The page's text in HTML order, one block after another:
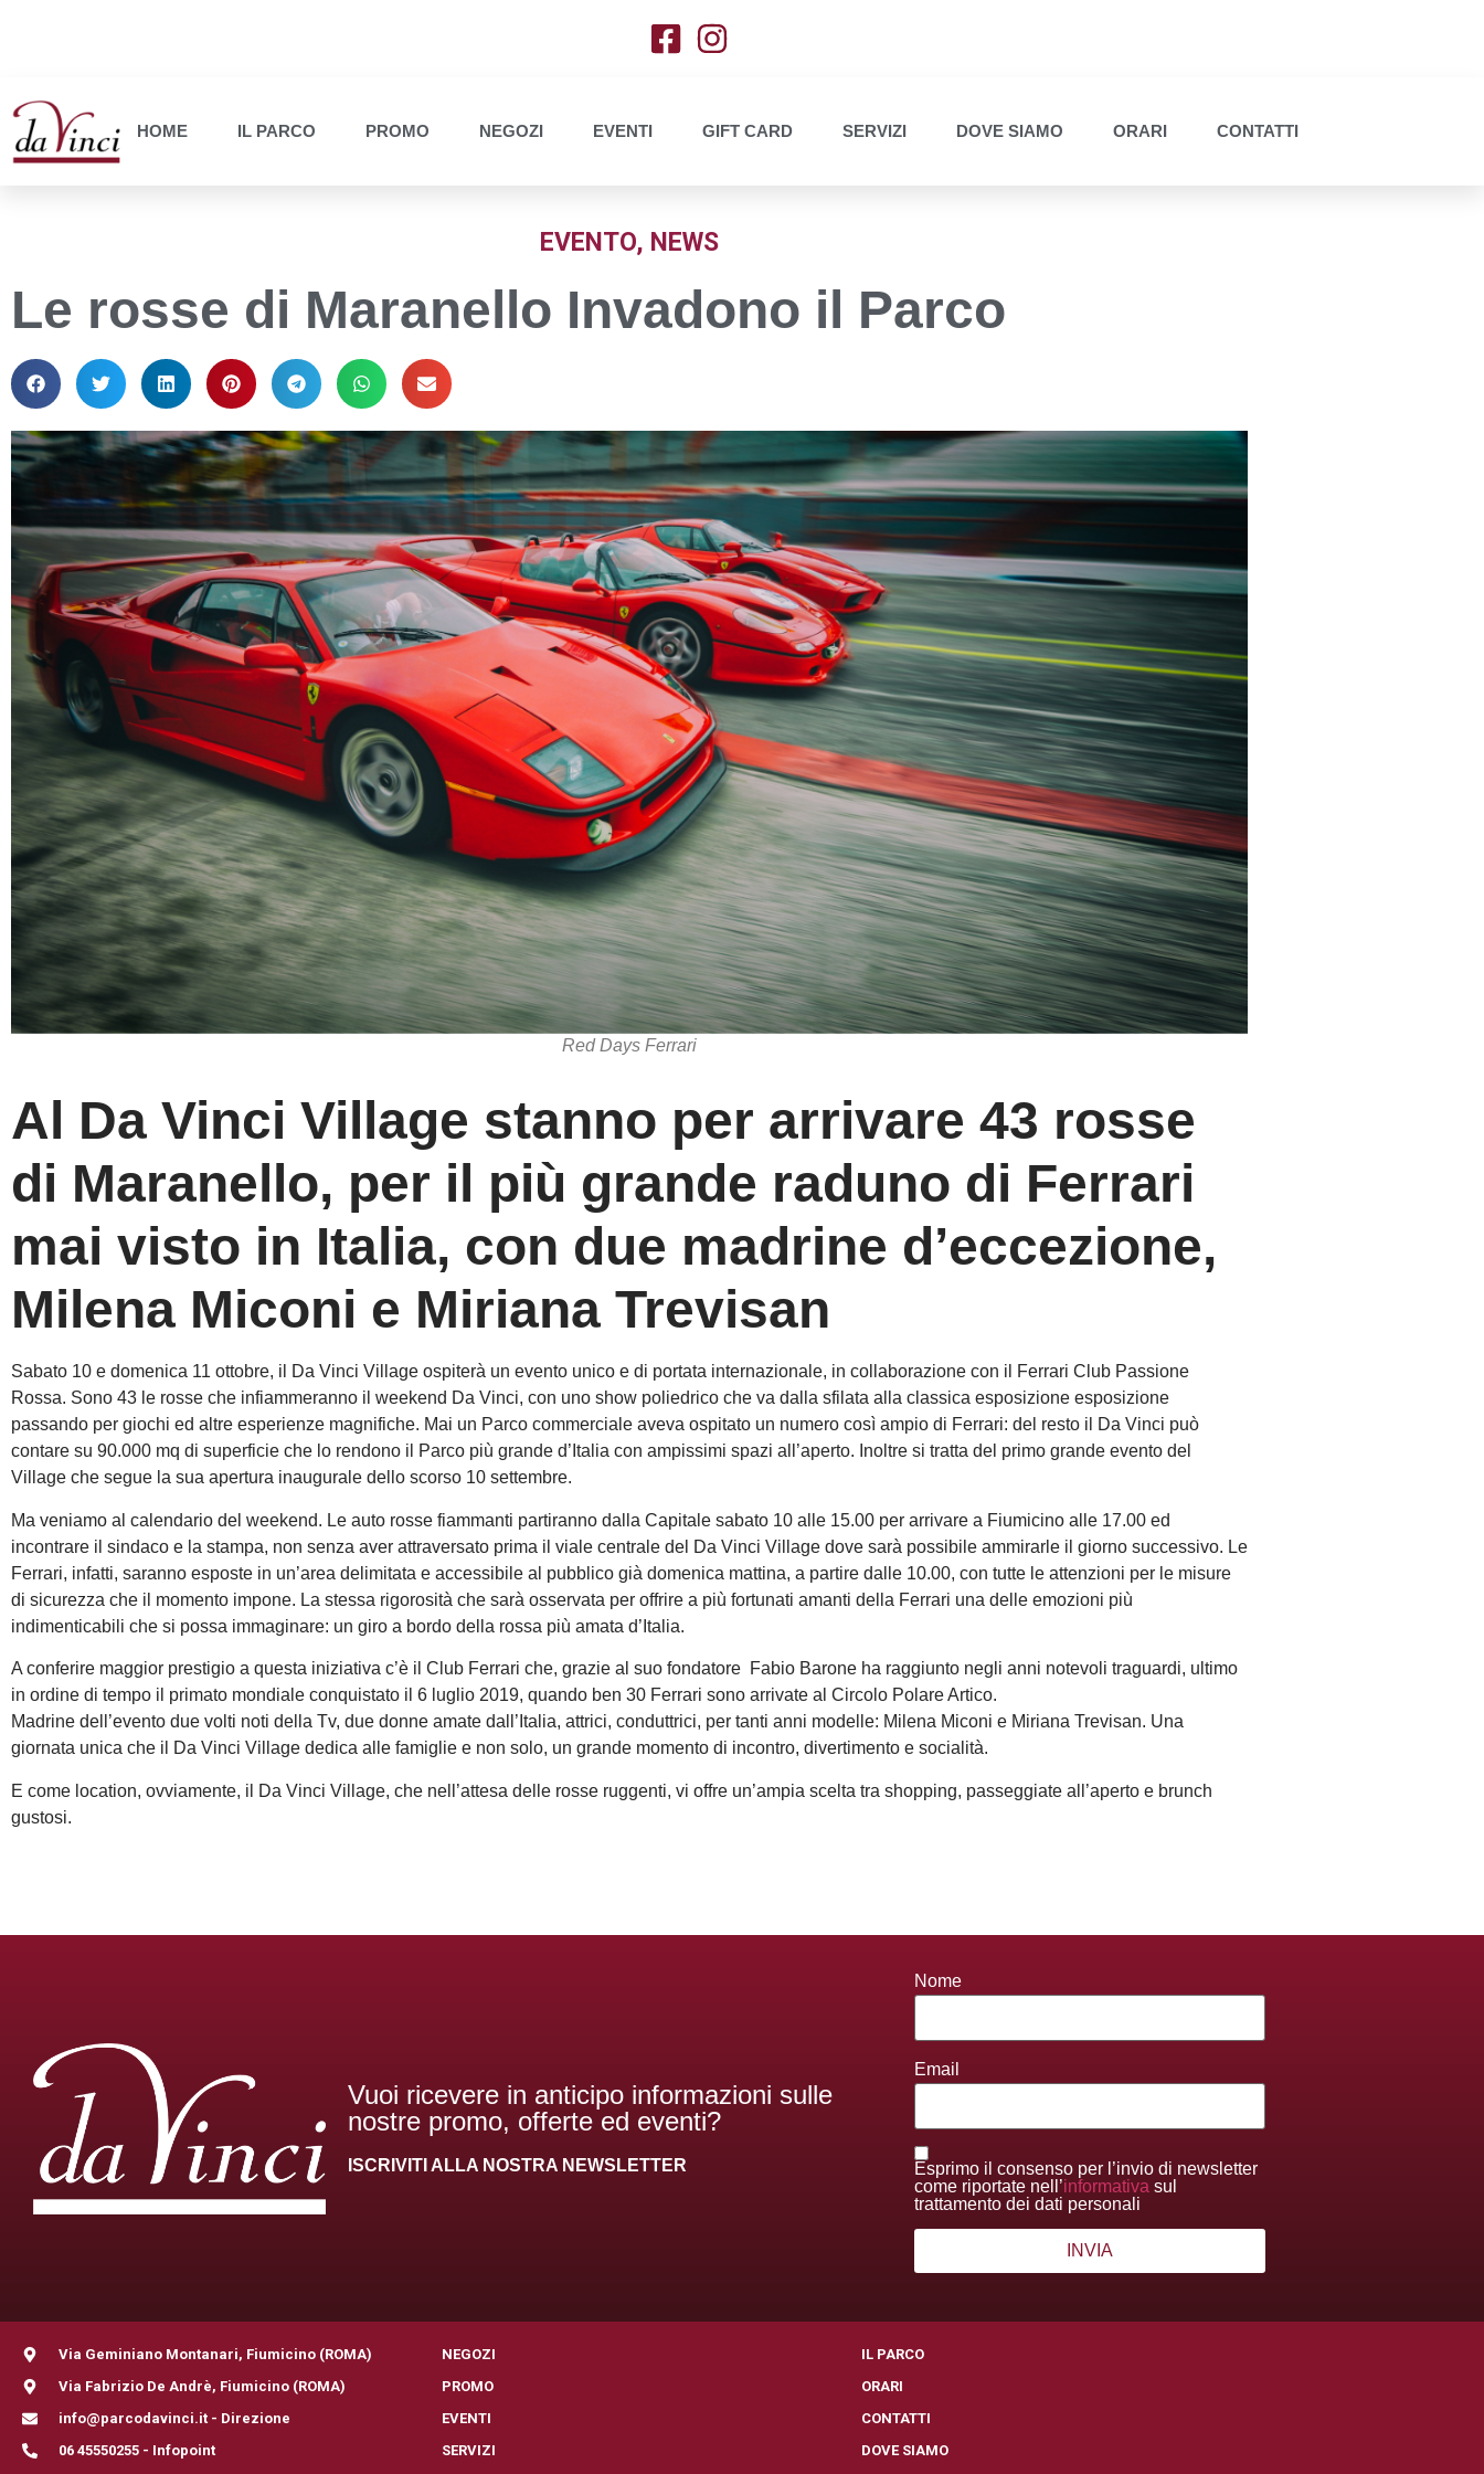
HOME IL PARCO PROMO NEGOZI EVENTI GIFT CARD SERVIZI DOVE SIAMO ORARI CONTATTI
EVENTO, NEWS
Le rosse di Maranello Invadono il Parco
Red Days Ferrari
Al Da Vinci Village stanno per arrivare 43 rosse
di Maranello, per il più grande raduno di Ferrari
mai visto in Italia, con due madrine d’eccezione,
Milena Miconi e Miriana Trevisan
Sabato 10 e domenica 11 ottobre, il Da Vinci Village ospiterà un evento unico e di portata internazionale, in collaborazione con il Ferrari Club Passione
Rossa. Sono 43 le rosse che infiammeranno il weekend Da Vinci, con uno show poliedrico che va dalla sfilata alla classica esposizione esposizione
passando per giochi ed altre esperienze magnifiche. Mai un Parco commerciale aveva ospitato un numero così ampio di Ferrari: del resto il Da Vinci può
contare su 90.000 mq di superficie che lo rendono il Parco più grande d’Italia con ampissimi spazi all’aperto. Inoltre si tratta del primo grande evento del
Village che segue la sua apertura inaugurale dello scorso 10 settembre.
Ma veniamo al calendario del weekend. Le auto rosse fiammanti partiranno dalla Capitale sabato 10 alle 15.00 per arrivare a Fiumicino alle 17.00 ed
incontrare il sindaco e la stampa, non senza aver attraversato prima il viale centrale del Da Vinci Village dove sarà possibile ammirarle il giorno successivo. Le
Ferrari, infatti, saranno esposte in un’area delimitata e accessibile al pubblico già domenica mattina, a partire dalle 10.00, con tutte le attenzioni per le misure
di sicurezza che il momento impone. La stessa rigorosità che sarà osservata per offrire a più fortunati amanti della Ferrari una delle emozioni più
indimenticabili che si possa immaginare: un giro a bordo della rossa più amata d’Italia.
A conferire maggior prestigio a questa iniziativa c’è il Club Ferrari che, grazie al suo fondatore Fabio Barone ha raggiunto negli anni notevoli traguardi, ultimo
in ordine di tempo il primato mondiale conquistato il 6 luglio 2019, quando ben 30 Ferrari sono arrivate al Circolo Polare Artico.
Madrine dell’evento due volti noti della Tv, due donne amate dall’Italia, attrici, conduttrici, per tanti anni modelle: Milena Miconi e Miriana Trevisan. Una
giornata unica che il Da Vinci Village dedica alle famiglie e non solo, un grande momento di incontro, divertimento e socialità.
E come location, ovviamente, il Da Vinci Village, che nell’attesa delle rosse ruggenti, vi offre un’ampia scelta tra shopping, passeggiate all’aperto e brunch
gustosi.
Vuoi ricevere in anticipo informazioni sulle
nostre promo, offerte ed eventi?
ISCRIVITI ALLA NOSTRA NEWSLETTER
Nome
Email
Esprimo il consenso per l’invio di newsletter
come riportate nell’informativa sul
trattamento dei dati personali
Via Geminiano Montanari, Fiumicino (ROMA)
Via Fabrizio De Andrè, Fiumicino (ROMA)
info@parcodavinci.it - Direzione
06 45550255 - Infopoint
NEGOZI
PROMO
EVENTI
SERVIZI
IL PARCO
ORARI
CONTATTI
DOVE SIAMO